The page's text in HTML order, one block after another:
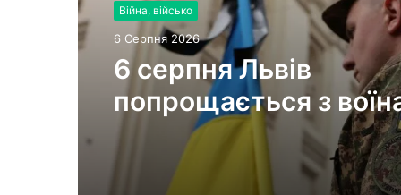
Війна, військо
6 Серпня 2026
6 серпня Львів
попрощається з
Миколою Слєпком та
Дмитром Березком